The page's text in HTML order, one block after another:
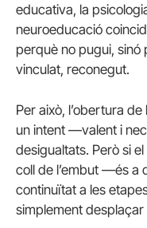
educativa, la
neuroeducació
perquè no pugui, sinó
vinculat, reconegut.
Per això, l’obertura
un intent —valent i
desigualtats. Però si
coll de l’embut —és a
continuïtat a les
simplement desplaçar